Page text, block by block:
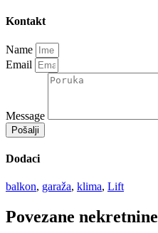
Kontakt
Name
Email
Message
Pošalji
Dodaci
balkon, garaža, klima, Lift
Povezane nekretnine